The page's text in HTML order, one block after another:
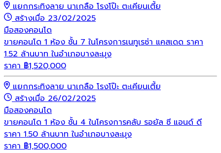
แยกกระทิงลาย นาเกลือ โรงโป๊ะ ตะเคียนเตี้ย
สร้างเมื่อ 23/02/2025
มือสองคอนโด
ขายคอนโด 1 ห้อง ชั้น 7 ในโครงการเนทูเรซ่า แคสเดด ราคา
1.52 ล้านบาท ในอำเภอบางละมุง
ราคา ฿1,520,000
แยกกระทิงลาย นาเกลือ โรงโป๊ะ ตะเคียนเตี้ย
สร้างเมื่อ 26/02/2025
มือสองคอนโด
ขายคอนโด 1 ห้อง ชั้น 4 ในโครงการคลับ รอยัล ซี แอนด์ ดี
ราคา 1.50 ล้านบาท ในอำเภอบางละมุง
ราคา ฿1,500,000